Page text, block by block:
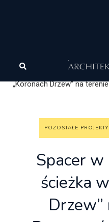
Architektura
Pozostałe projekty
„Koronach Drzew” na
POZOSTAŁE PROJEKTY
Spacer
ścieżka